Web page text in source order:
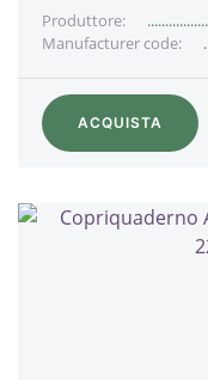
Produttore:
Manufacturer code:
ACQUISTA